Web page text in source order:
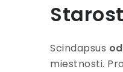
Scindapsus
miestnosti.